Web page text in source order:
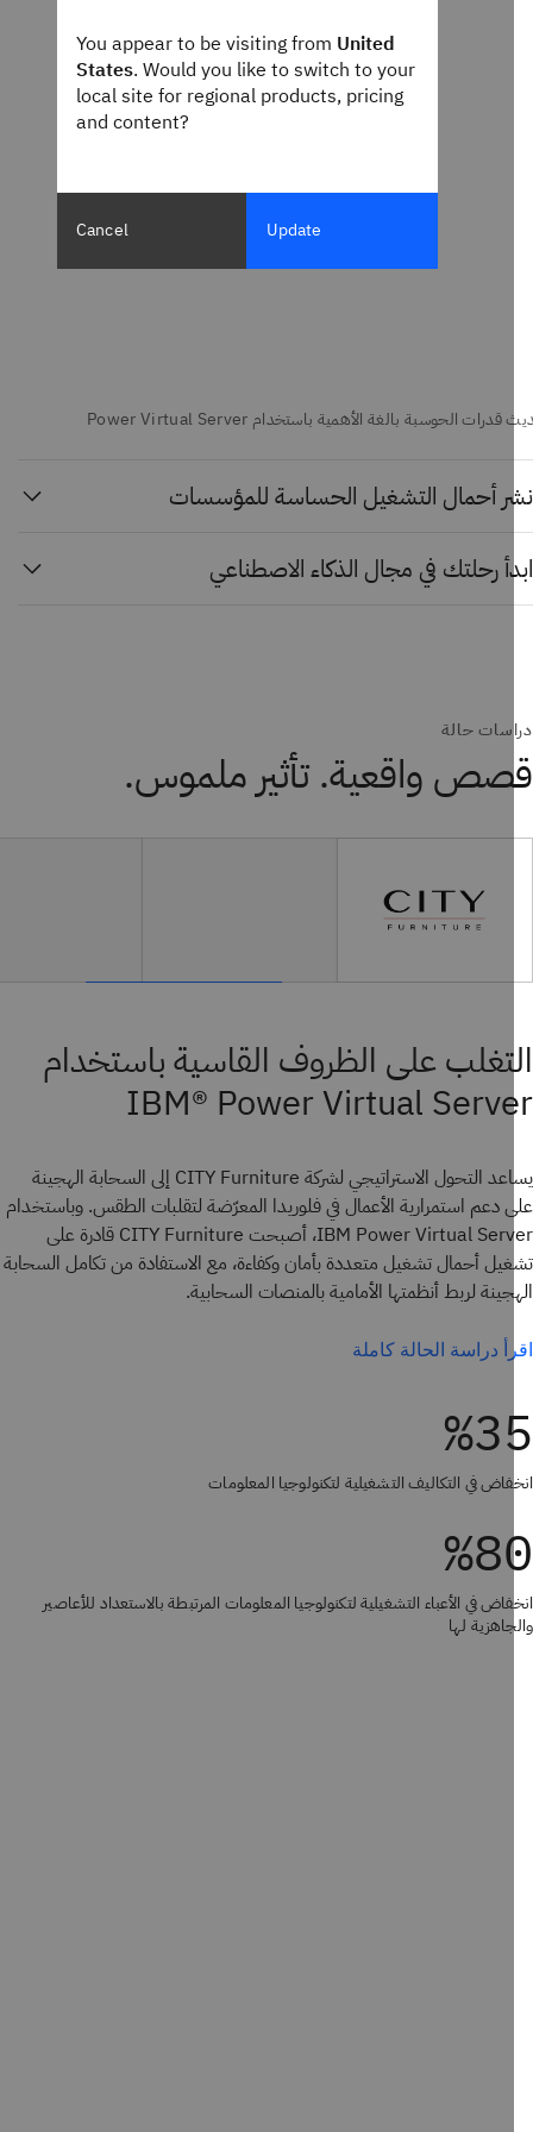
أحمال التشغيل الحساسة للمؤسسات
رحلتك في مجال الذكاء الاصطناعي
حالة
واقعية. تأثير ملموس.
على الظروف القاسية باستخدام
IBM® Power Virtual
يساعد التحول الاستراتيجي لشركة CITY Furniture إلى السحابة الهجينة
دعم استمرارية الأعمال في فلوريدا المعرّضة لتقلبات الطقس. وباستخدام
IBM Power Virtual Server، أصبحت CITY Furniture قادرة على
أحمال تشغيل متعددة بأمان وكفاءة، مع الاستفادة من تكامل السحابة
لربط أنظمتها الأمامية بالمنصات السحابية.
دراسة الحالة كاملة
في التكاليف التشغيلية لتكنولوجيا المعلومات
في الأعباء التشغيلية لتكنولوجيا المعلومات المرتبطة بالاستعداد للأعاصير
لها
You appear to be visiting fromUnited
States. Would you like to switch to your
local site for regional products, pricing
and content?
Cancel Update